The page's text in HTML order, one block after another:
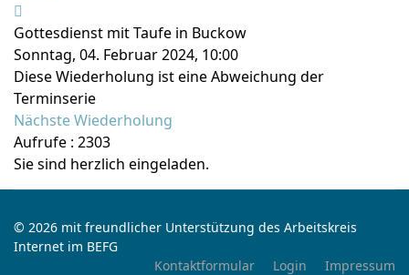
Gottesdienst mit Taufe in Buckow
Sonntag, 04. Februar 2024, 10:00
Diese Wiederholung ist eine Abweichung der
Terminserie
Nächste Wiederholung
Aufrufe : 2303
Sie sind herzlich eingeladen.
© 2026 mit freundlicher Unterstützung des Arbeitskreis
Internet im BEFG
Kontaktformular
Login
Impressum